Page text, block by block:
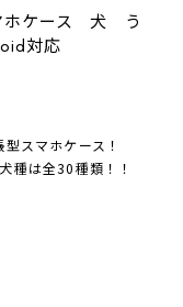
ホケース 犬 う
対応
スマホケース！
種は全30種類！！